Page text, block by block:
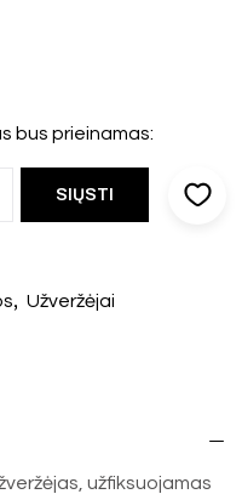
bus prieinamas:
, Užveržėjai
užfiksuojamas